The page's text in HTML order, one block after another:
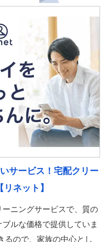
サービス！宅配クリー
ネット】
ニングサービスで、質の
ルな価格で提供していま
るので、家族の中心とし